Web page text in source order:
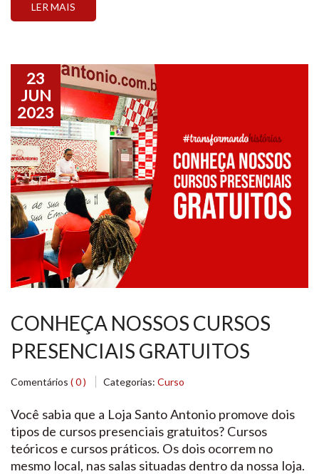
LER MAIS
CONHEÇA NOSSOS CURSOS
PRESENCIAIS GRATUITOS
Comentários ( 0 ) Categorias: Curso
Você sabia que a Loja Santo Antonio promove dois
tipos de cursos presenciais gratuitos? Cursos
teóricos e cursos práticos. Os dois ocorrem no
mesmo local, nas salas situadas dentro da nossa loja.
23
JUN
2023